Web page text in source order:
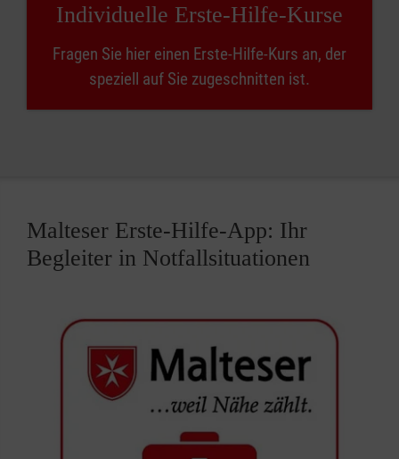
Individuelle Erste-Hilfe-Kurse
Fragen Sie hier einen Erste-Hilfe-Kurs an, der
speziell auf Sie zugeschnitten ist.
Malteser Erste-Hilfe-App: Ihr
Begleiter in Notfallsituationen